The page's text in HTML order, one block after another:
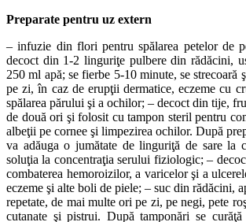
Preparate pentru uz extern
– infuzie din flori pentru spălarea petelor de
decoct din 1-2 linguriţe pulbere din rădăcini,
250 ml apă; se fierbe 5-10 minute, se strecoară
pe zi, în caz de erupţii dermatice, eczeme cu
spălarea părului şi a ochilor; – decoct din tije,
de două ori şi folosit cu tampon steril pentru
albeţii pe cornee şi limpezirea ochilor. După
va adăuga o jumătate de linguriţă de sare la
soluţia la concentraţia serului fiziologic; –
combaterea hemoroizilor, a varicelor şi a
eczeme şi alte boli de piele; – suc din rădăcini,
repetate, de mai multe ori pe zi, pe negi, pete
cutanate şi pistrui. După tamponări se